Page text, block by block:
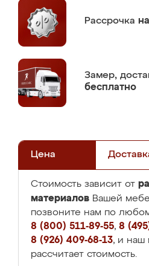
Рассрочка
Замер,
бесплатно
Цена
Стоимость зависит от
материалов Вашей
позвоните нам по
8 (800) 511-89-55, 8
8 (926) 409-68-13, и наш
рассчитает стоимость.